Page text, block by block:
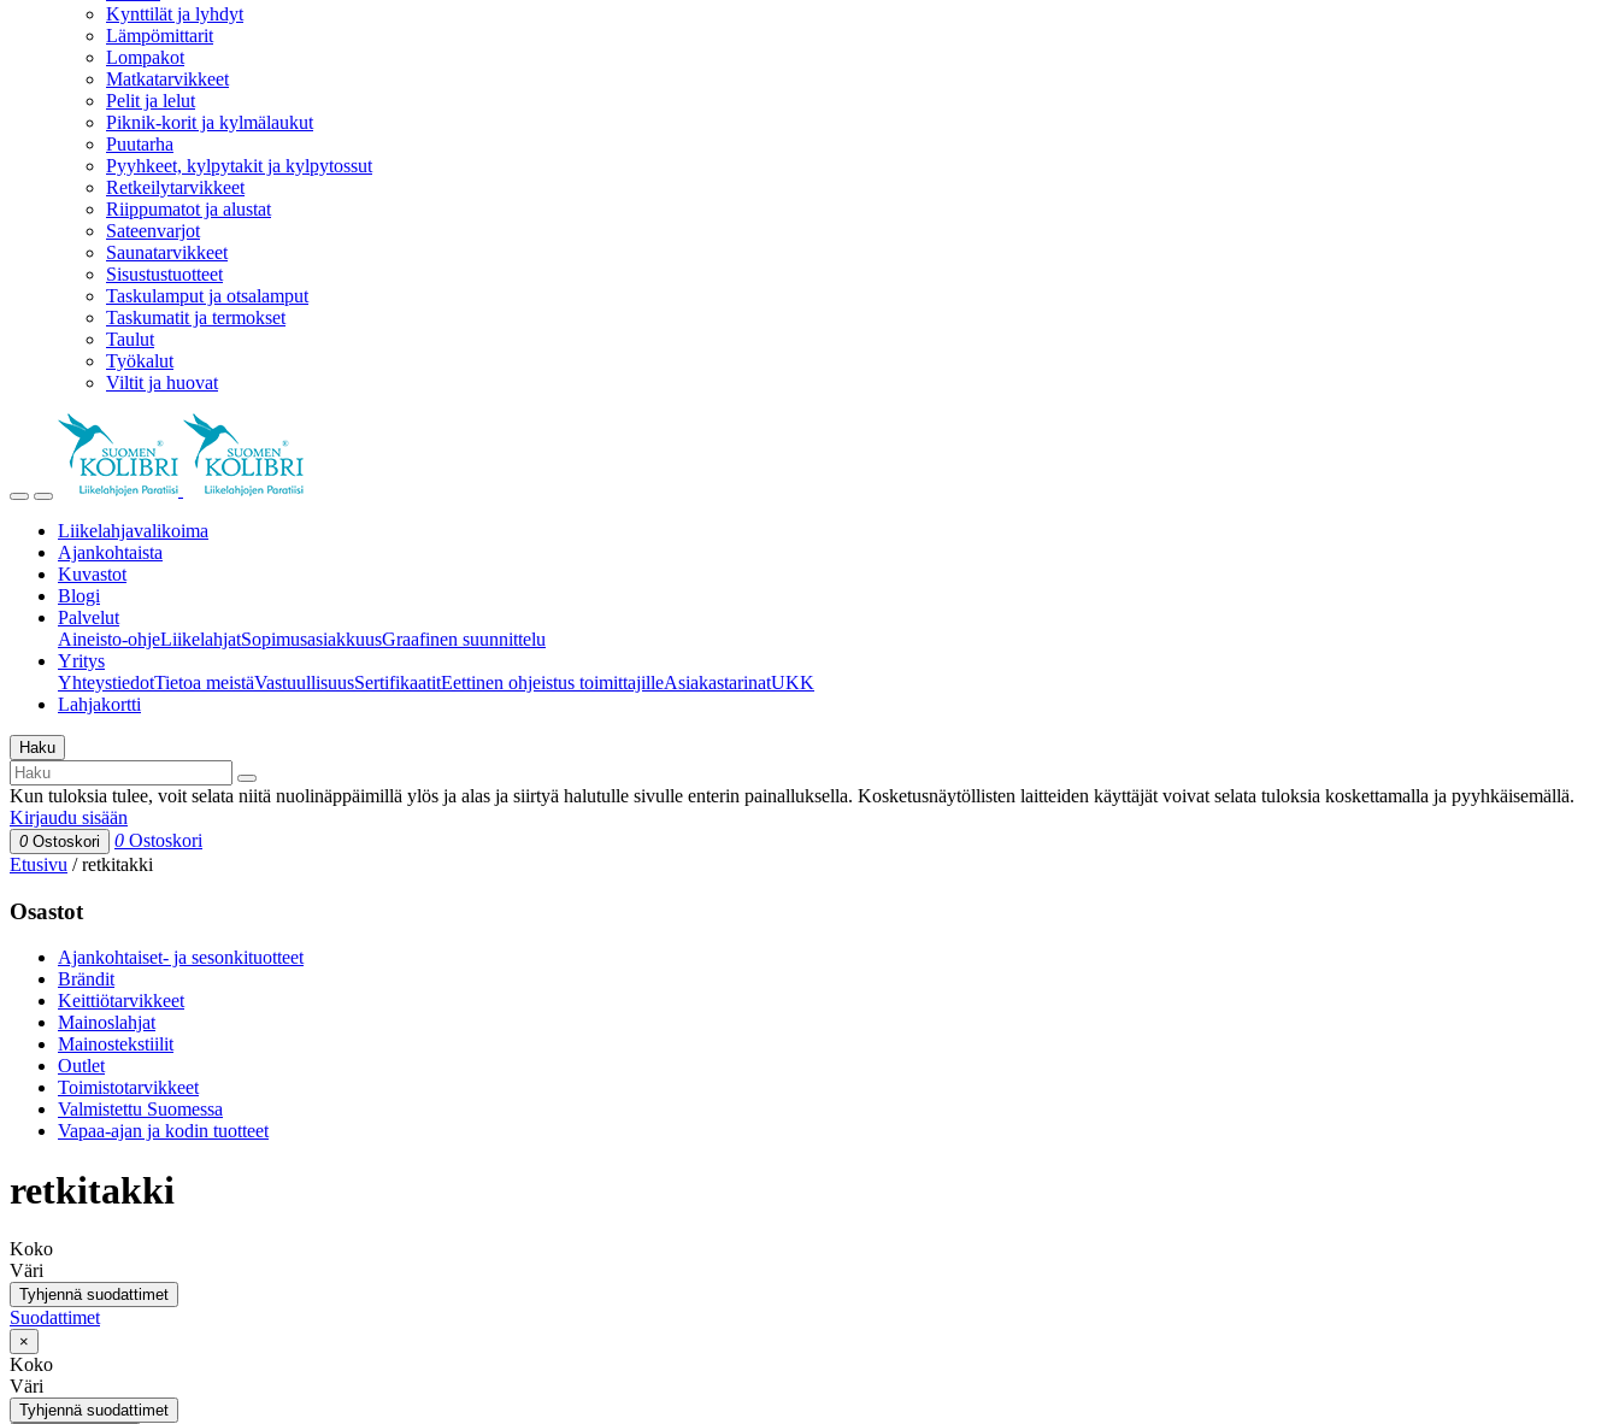
Kynttilät ja lyhdyt
Lämpömittarit
Lompakot
Matkatarvikkeet
Pelit ja lelut
Piknik-korit ja kylmälaukut
Puutarha
Pyyhkeet, kylpytakit ja kylpytossut
Retkeilytarvikkeet
Riippumatot ja alustat
Sateenvarjot
Saunatarvikkeet
Sisustustuotteet
Taskulamput ja otsalamput
Taskumatit ja termokset
Taulut
Työkalut
Viltit ja huovat
Liikelahjavalikoima
Ajankohtaista
Kuvastot
Blogi
Palvelut
Aineisto-ohjeLiikelahjatSopimusasiakkuusGraafinen suunnittelu
Yritys
YhteystiedotTietoa meistäVastuullisuusSertifikaatitEettinen ohjeistus toimittajilleAsiakastarinatUKK
Lahjakortti
Haku
Kun tuloksia tulee, voit selata niitä nuolinäppäimillä ylös ja alas ja siirtyä halutulle sivulle enterin painalluksella. Kosketusnäytöllisten laitteiden käyttäjät voivat selata tuloksia koskettamalla ja pyyhkäisemällä.
Kirjaudu sisään
0 Ostoskori 0 Ostoskori
Etusivu /retkitakki
Osastot
Ajankohtaiset- ja sesonkituotteet
Brändit
Keittiötarvikkeet
Mainoslahjat
Mainostekstiilit
Outlet
Toimistotarvikkeet
Valmistettu Suomessa
Vapaa-ajan ja kodin tuotteet
retkitakki
Koko
Väri
Tyhjennä suodattimet
Suodattimet
×
Koko
Väri
Tyhjennä suodattimet